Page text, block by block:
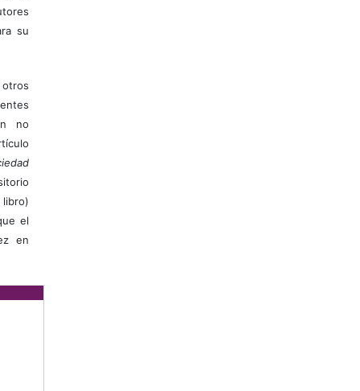
su
no
el
en